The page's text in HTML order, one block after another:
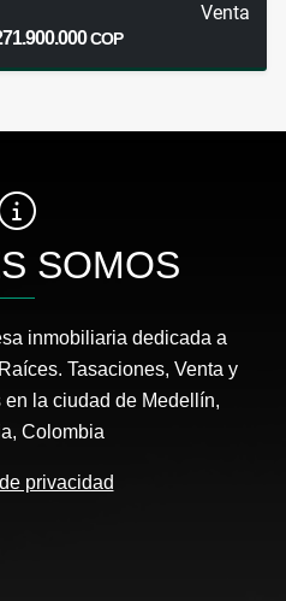
Venta
COP
SOMOS
inmobiliaria dedicada a
Tasaciones, Venta y
la ciudad de Medellín,
Colombia
privacidad